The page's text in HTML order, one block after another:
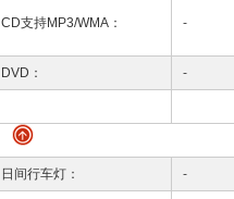
CD支持MP3/WMA： -
DVD： -
日间行车灯： -